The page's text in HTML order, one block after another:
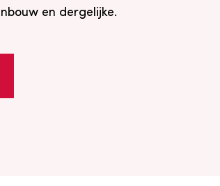
en dergelijke.